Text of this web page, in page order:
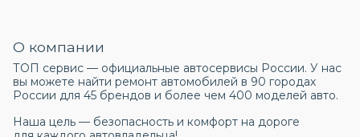
О компании
ТОП сервис — официальные автосервисы России. У нас
вы можете найти ремонт автомобилей в 90 городах
России для 45 брендов и более чем 400 моделей авто.
Наша цель — безопасность и комфорт на дороге